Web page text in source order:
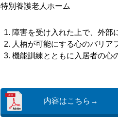
特別養護老人ホーム
障害を受け入れた上で、外部
人柄が可能にする心のバリア
機能訓練とともに入居者の心
内容はこちら→